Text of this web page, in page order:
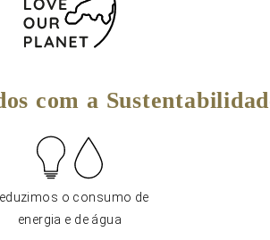
com a
o consumo de
energia e de água